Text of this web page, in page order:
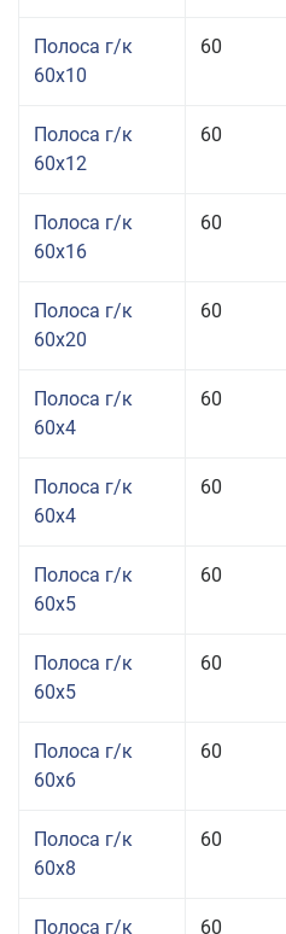
Полоса г/к
60x10
60
Полоса г/к
60x12
60
Полоса г/к
60x16
60
Полоса г/к
60x20
60
Полоса г/к
60x4
60
Полоса г/к
60x4
60
Полоса г/к
60x5
60
Полоса г/к
60x5
60
Полоса г/к
60x6
60
Полоса г/к
60x8
60
Полоса г/к
60